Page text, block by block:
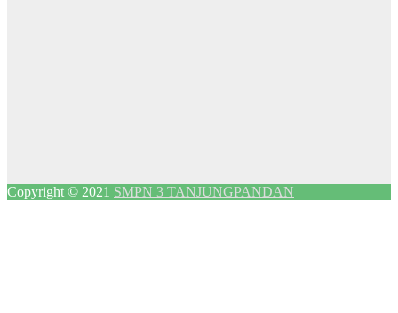
Copyright © 2021 SMPN 3 TANJUNGPANDAN